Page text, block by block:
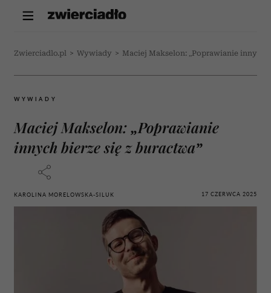
Zwierciadlo.pl > Wywiady > Maciej Makselon: „Poprawianie innych
WYWIADY
Maciej Makselon: „Poprawianie
innych bierze się z buractwa”
KAROLINA MORELOWSKA-SILUK 17 CZERWCA 2025